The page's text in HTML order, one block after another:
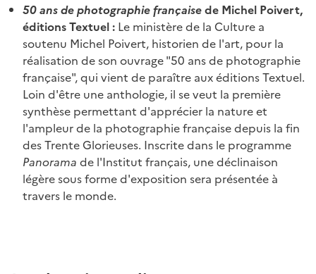
50 ans de photographie françaisede Michel Poivert,
éditions Textuel : Le ministère de la Culture a
soutenu Michel Poivert, historien de l'art, pour la
réalisation de son ouvrage "50 ans de photographie
française", qui vient de paraître aux éditions Textuel.
Loin d'être une anthologie, il se veut la première
synthèse permettant d'apprécier la nature et
l'ampleur de la photographie française depuis la fin
des Trente Glorieuses. Inscrite dans le programme
Panorama de l'Institut français, une déclinaison
légère sous forme d'exposition sera présentée à
travers le monde.